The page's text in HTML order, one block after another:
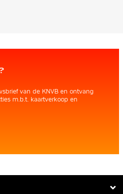
van de KNVB en ontvang
m.b.t. kaartverkoop en